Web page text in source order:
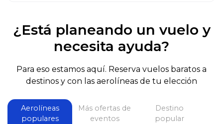
¿Está planeando un vuelo y
necesita ayuda?
Para eso estamos aquí. Reserva vuelos baratos a
destinos y con las aerolíneas de tu elección
Aerolíneas
populares
Más ofertas de
eventos
Destino
popular